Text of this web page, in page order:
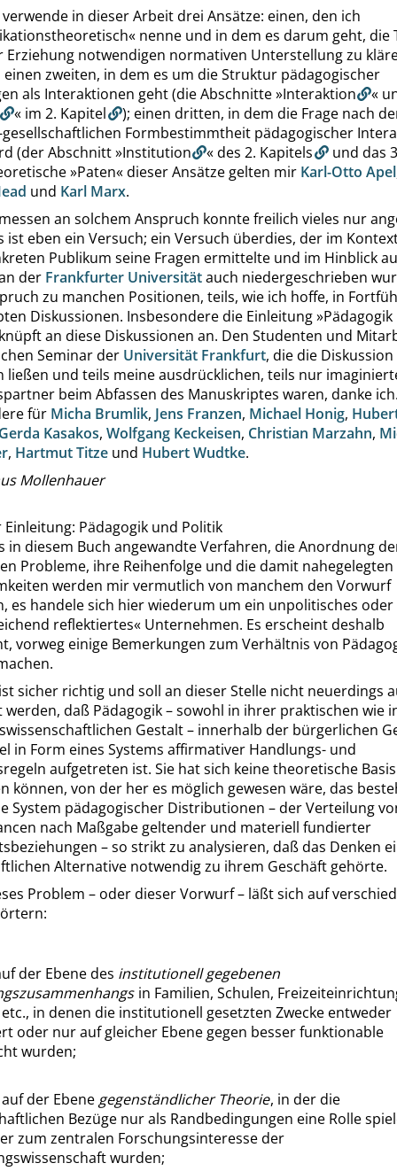
in dieser Arbeit drei Ansätze: einen, den ich
«nenne und in dem es darum geht, die
Erziehung notwendigen normativen Unterstellung zu
einen zweiten, in dem es um die Struktur pädagogischer
als Interaktionen geht (die Abschnitte»Interaktion «
« im2. Kapitel
); einen dritten, in dem die Frage nach
Formbestimmtheit pädagogischer
(der Abschnitt»Institution «des2. Kapitels und das
»Paten«dieser Ansätze gelten mir Karl-Otto Apel
und Karl Marx.
an solchem Anspruch konnte freilich vieles nur
ist eben ein Versuch; ein Versuch überdies, der im
Publikum seine Fragen ermittelte und im Hinblick
der Frankfurter Universitätauch niedergeschrieben
zu manchen Positionen, teils, wie ich hoffe, in
Diskussionen. Insbesondere die Einleitung»
an diese Diskussionen an. Den Studenten und
Seminar der Universität Frankfurt, die die
ließen und teils meine ausdrücklichen, teils nur
beim Abfassen des Manuskriptes waren, danke
für Micha Brumlik, Jens Franzen, Michael Honig,
Kasakos, Wolfgang Keckeisen, Christian Marzahn,
, Hartmut Titzeund Hubert Wudtke.
Mollenhauer
Pädagogik und Politik
in diesem Buch angewandte Verfahren, die Anordnung
Probleme, ihre Reihenfolge und die damit nahegelegten
werden mir vermutlich von manchem den Vorwurf
es handele sich hier wiederum um ein unpolitisches oder
reflektiertes«Unternehmen. Es erscheint deshalb
vorweg einige Bemerkungen zum Verhältnis von
sicher richtig und soll an dieser Stelle nicht neuerdings
werden, daß Pädagogik – sowohl in ihrer praktischen wie
Gestalt – innerhalb der bürgerlichen
in Form eines Systems affirmativer Handlungs- und
aufgetreten ist. Sie hat sich keine theoretische Basis
können, von der her es möglich gewesen wäre, das
System pädagogischer Distributionen – der Verteilung
nach Maßgabe geltender und materiell fundierter
– so strikt zu analysieren, daß das Denken
Alternative notwendig zu ihrem Geschäft gehörte.
Problem – oder dieser Vorwurf – läßt sich auf
der Ebene des institutionell gegebenen
in Familien, Schulen,
in denen die institutionell gesetzten Zwecke entweder
oder nur auf gleicher Ebene gegen besser funktionable
wurden;
auf der Ebene gegenständlicher Theorie, in der die
Bezüge nur als Randbedingungen eine Rolle
zum zentralen Forschungsinteresse der
wurden;